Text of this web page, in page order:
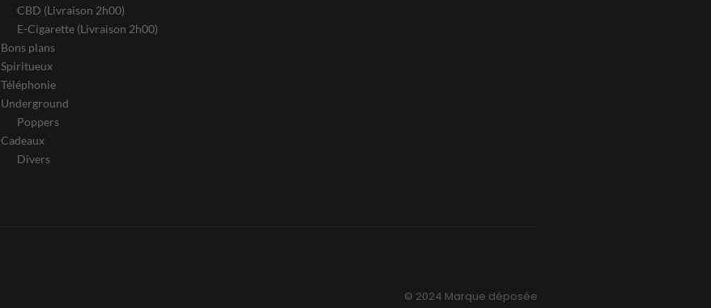
CBD (Livraison 2h00)
E-Cigarette (Livraison 2h00)
Bons plans
Spiritueux
Téléphonie
Underground
Poppers
Cadeaux
Divers
© 2024 Marque déposée